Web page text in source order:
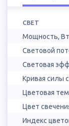
СВЕТ
Мощность, Вт
Световой
Световая
Кривая силы
Цветовая
Цвет
Индекс